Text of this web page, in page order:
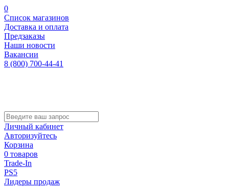
0
Список магазинов
Доставка и оплата
Предзаказы
Наши новости
Вакансии
8 (800) 700-44-41
Личный кабинет
Авторизуйтесь
Корзина
0 товаров
Trade-In
PS5
Лидеры продаж